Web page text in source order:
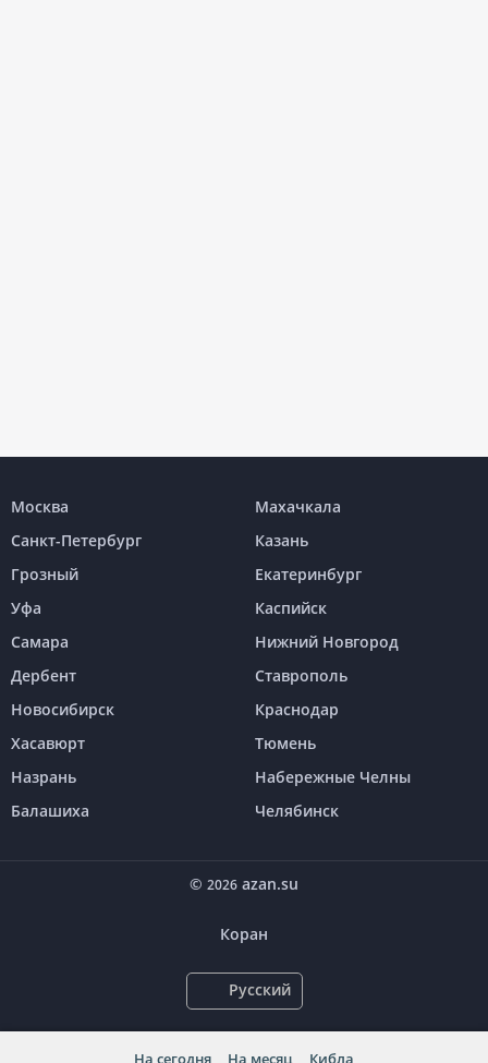
На сегодня На месяц Кибла
Москва
Махачкала
Санкт-Петербург
Казань
Грозный
Екатеринбург
Уфа
Каспийск
Самара
Нижний Новгород
Дербент
Ставрополь
Новосибирск
Краснодар
Хасавюрт
Тюмень
Назрань
Набережные Челны
Балашиха
Челябинск
© 2026 azan.su
Коран
Русский